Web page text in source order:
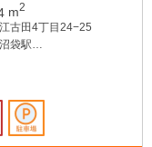
m2
古田4丁目24−25
袋駅